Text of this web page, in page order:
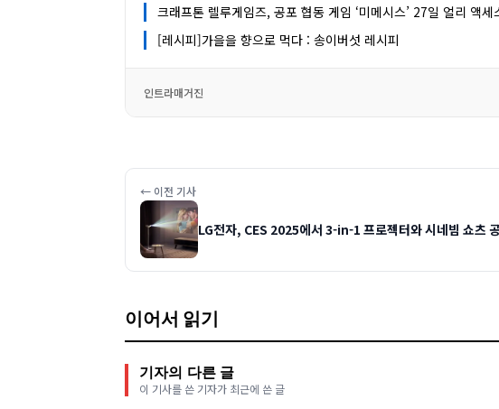
크래프톤 렐루게임즈, 공포 협동 게임 ‘미메시스’ 27일 얼리 액세
[레시피]가을을 향으로 먹다 : 송이버섯 레시피
인트라매거진
← 이전 기사
LG전자, CES 2025에서 3-in-1 프로젝터와 시네빔 쇼츠
이어서 읽기
기자의 다른 글
이 기사를 쓴 기자가 최근에 쓴 글